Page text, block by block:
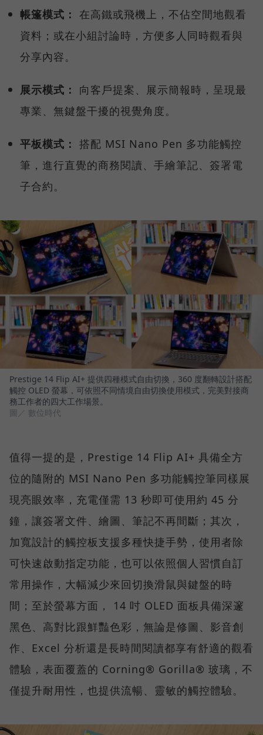
帳篷模式： 在高鐵或飛機上，不佔空間地觀看
資料；或在小組討論時，方便多人同時觀看與
分享內容。
展示模式：
向客戶提案、展示簡報時，呈現最
專業、無鍵盤干擾的視覺角度。
平板模式： 搭配 MSI Nano Pen 多功能觸控
筆，進行直覺的商務閱讀、手繪筆記、簽署電
子合約。
Prestige 14 Flip AI+ 提供四種模式自由切換，360 度翻轉設計搭配
觸控 OLED 螢幕，可依照不同情境自由切換使用模式，完美對接商
務工作者的四大工作場景。
圖／ 數位時代
值得一提的是，Prestige 14 Flip AI+ 具備全方
位的隨附的 MSI Nano Pen 多功能觸控筆同樣展
現亮眼效率，充電僅需 13 秒即可使用約 45 分
鐘，讓簽署文件、繪圖、筆記不再間斷；其次，
加寬設計的觸控板支援多種快捷手勢，使用者除
可快速啟動指定功能，也可以依照個人習慣自訂
常用操作，大幅減少來回切換滑鼠與鍵盤的時
間；至於螢幕方面， 14 吋 OLED 面板具備深邃
黑色、高對比跟鮮豔色彩，無論是修圖、影音創
作、Excel 分析還是長時間閱讀都享有舒適的觀看
體驗，表面覆蓋的 Corning® Gorilla® 玻璃，不
僅提升耐用性，也提供流暢、靈敏的觸控體驗。